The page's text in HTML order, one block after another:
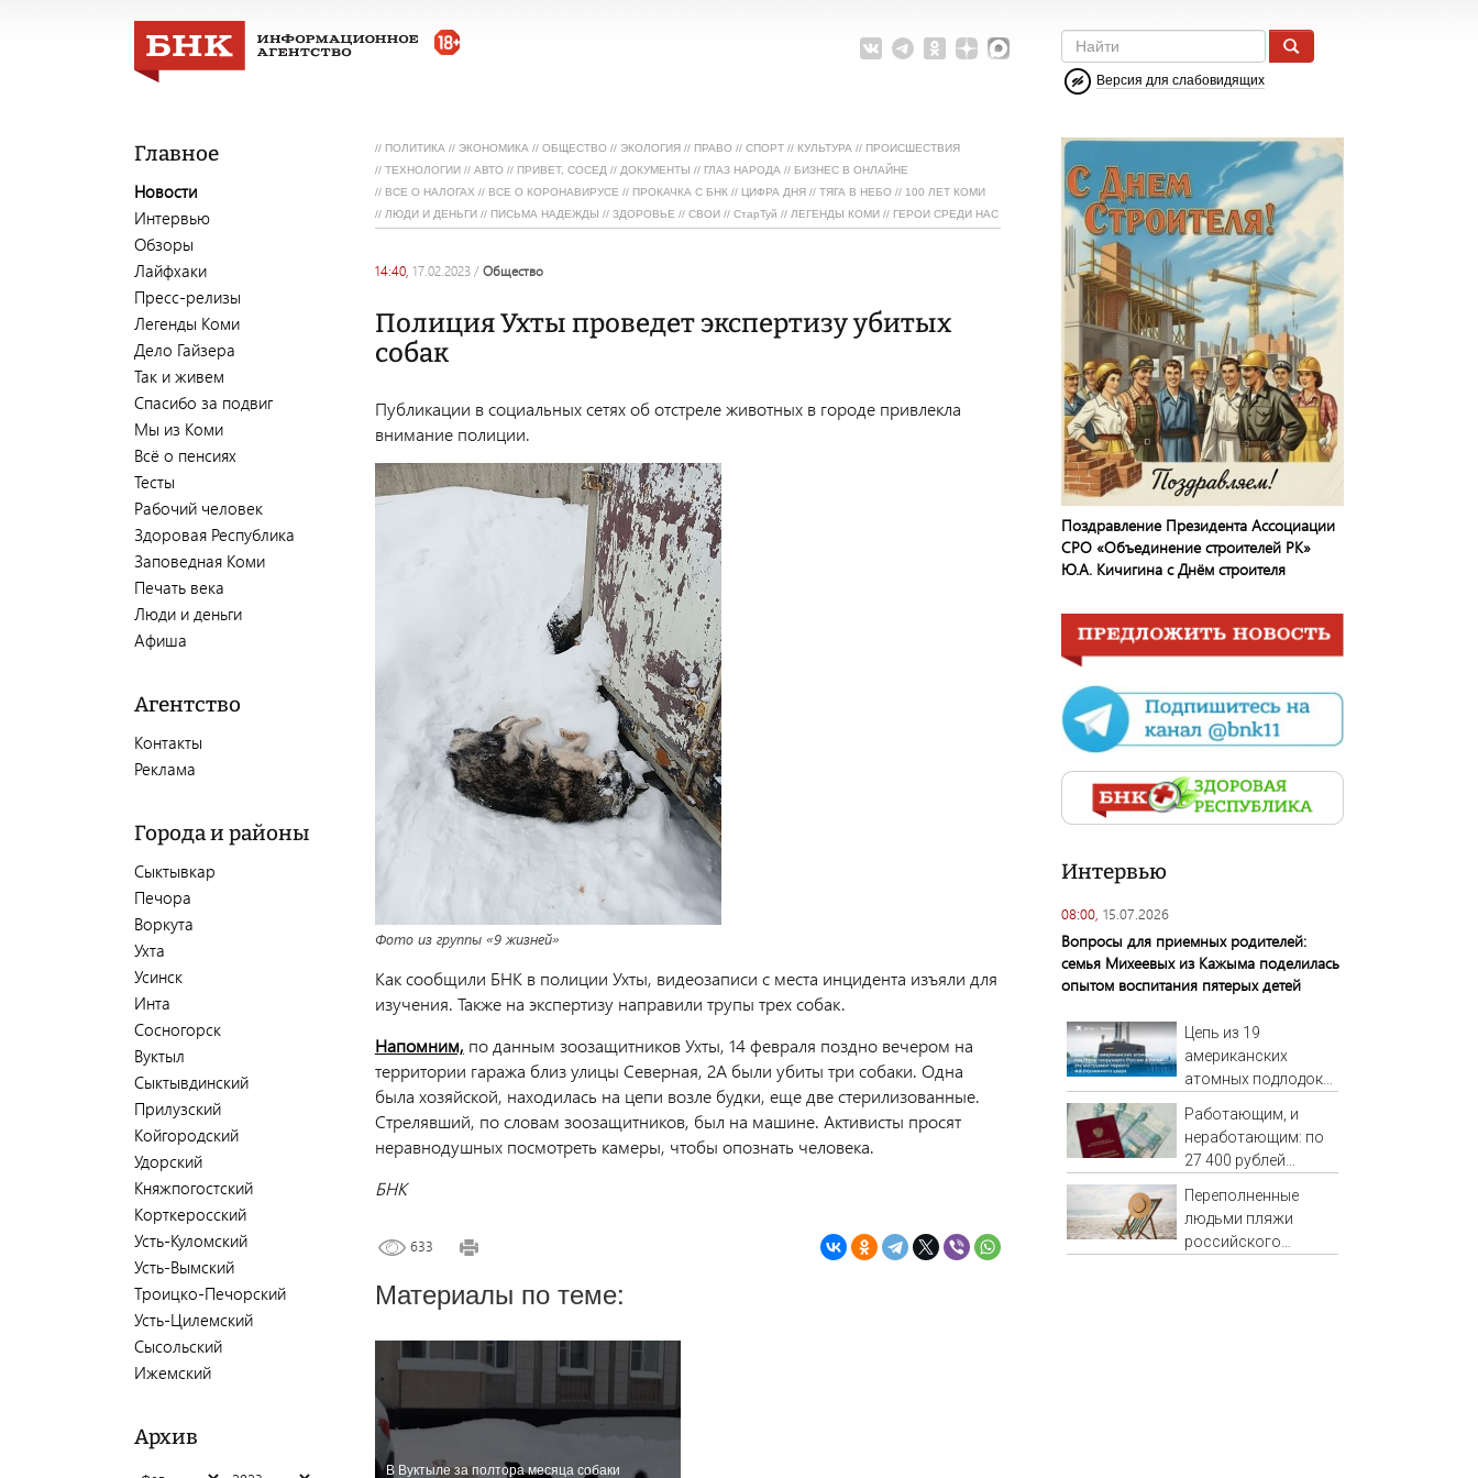
Версия для слабовидящих
Главное
Новости
Интервью
Обзоры
Лайфхаки
Пресс-релизы
Легенды Коми
Дело Гайзера
Так и живем
Спасибо за подвиг
Мы из Коми
Всё о пенсиях
Тесты
Рабочий человек
Здоровая Республика
Заповедная Коми
Печать века
Люди и деньги
Афиша
Агентство
Контакты
Реклама
Города и районы
Сыктывкар
Печора
Воркута
Ухта
Усинск
Инта
Сосногорск
Вуктыл
Сыктывдинский
Прилузский
Койгородский
Удорский
Княжпогостский
Корткеросский
Усть-Куломский
Усть-Вымский
Троицко-Печорский
Усть-Цилемский
Сысольский
Ижемский
Архив
// ПОЛИТИКА // ЭКОНОМИКА // ОБЩЕСТВО // ЭКОЛОГИЯ // ПРАВО // СПОРТ // КУЛЬТУРА // ПРОИСШЕСТВИЯ
// ТЕХНОЛОГИИ // АВТО // ПРИВЕТ, СОСЕД // ДОКУМЕНТЫ // ГЛАЗ НАРОДА // БИЗНЕС В ОНЛАЙНЕ
// ВСЕ О НАЛОГАХ // ВСЕ О КОРОНАВИРУСЕ // ПРОКАЧКА С БНК // ЦИФРА ДНЯ // ТЯГА В НЕБО // 100 ЛЕТ КОМИ
// ЛЮДИ И ДЕНЬГИ // ПИСЬМА НАДЕЖДЫ // ЗДОРОВЬЕ // СВОИ // СтарТуй // ЛЕГЕНДЫ КОМИ // ГЕРОИ СРЕДИ НАС
14:40, 17.02.2023 / общество
Полиция Ухты проведет экспертизу убитых
собак
Публикации в социальных сетях об отстреле животных в городе привлекла
внимание полиции.
Фото из группы «9 жизней»
Как сообщили БНК в полиции Ухты, видеозаписи с места инцидента изъяли для
изучения. Также на экспертизу направили трупы трех собак.
Напомним, по данным зоозащитников Ухты, 14 февраля поздно вечером на
территории гаража близ улицы Северная, 2А были убиты три собаки. Одна
была хозяйской, находилась на цепи возле будки, еще две стерилизованные.
Стрелявший, по словам зоозащитников, был на машине. Активисты просят
неравнодушных посмотреть камеры, чтобы опознать человека.
БНК
633
Материалы по теме:
В Вуктыле за полтора месяца собаки
Поздравление Президента Ассоциации
СРО «Объединение строителей РК»
Ю.А. Кичигина с Днём строителя
Интервью
08:00, 15.07.2026
Вопросы для приемных родителей:
семья Михеевых из Кажыма поделилась
опытом воспитания пятерых детей
Цепь из 19
американских
атомных подлодок
и Китай: это
инструмент первого
массированного
удара
Работающим, и
неработающим: по
27 400 рублей
пенсионерам в
сентябре -
PrimaMedia.ru
Переполненные
людьми пляжи
российского